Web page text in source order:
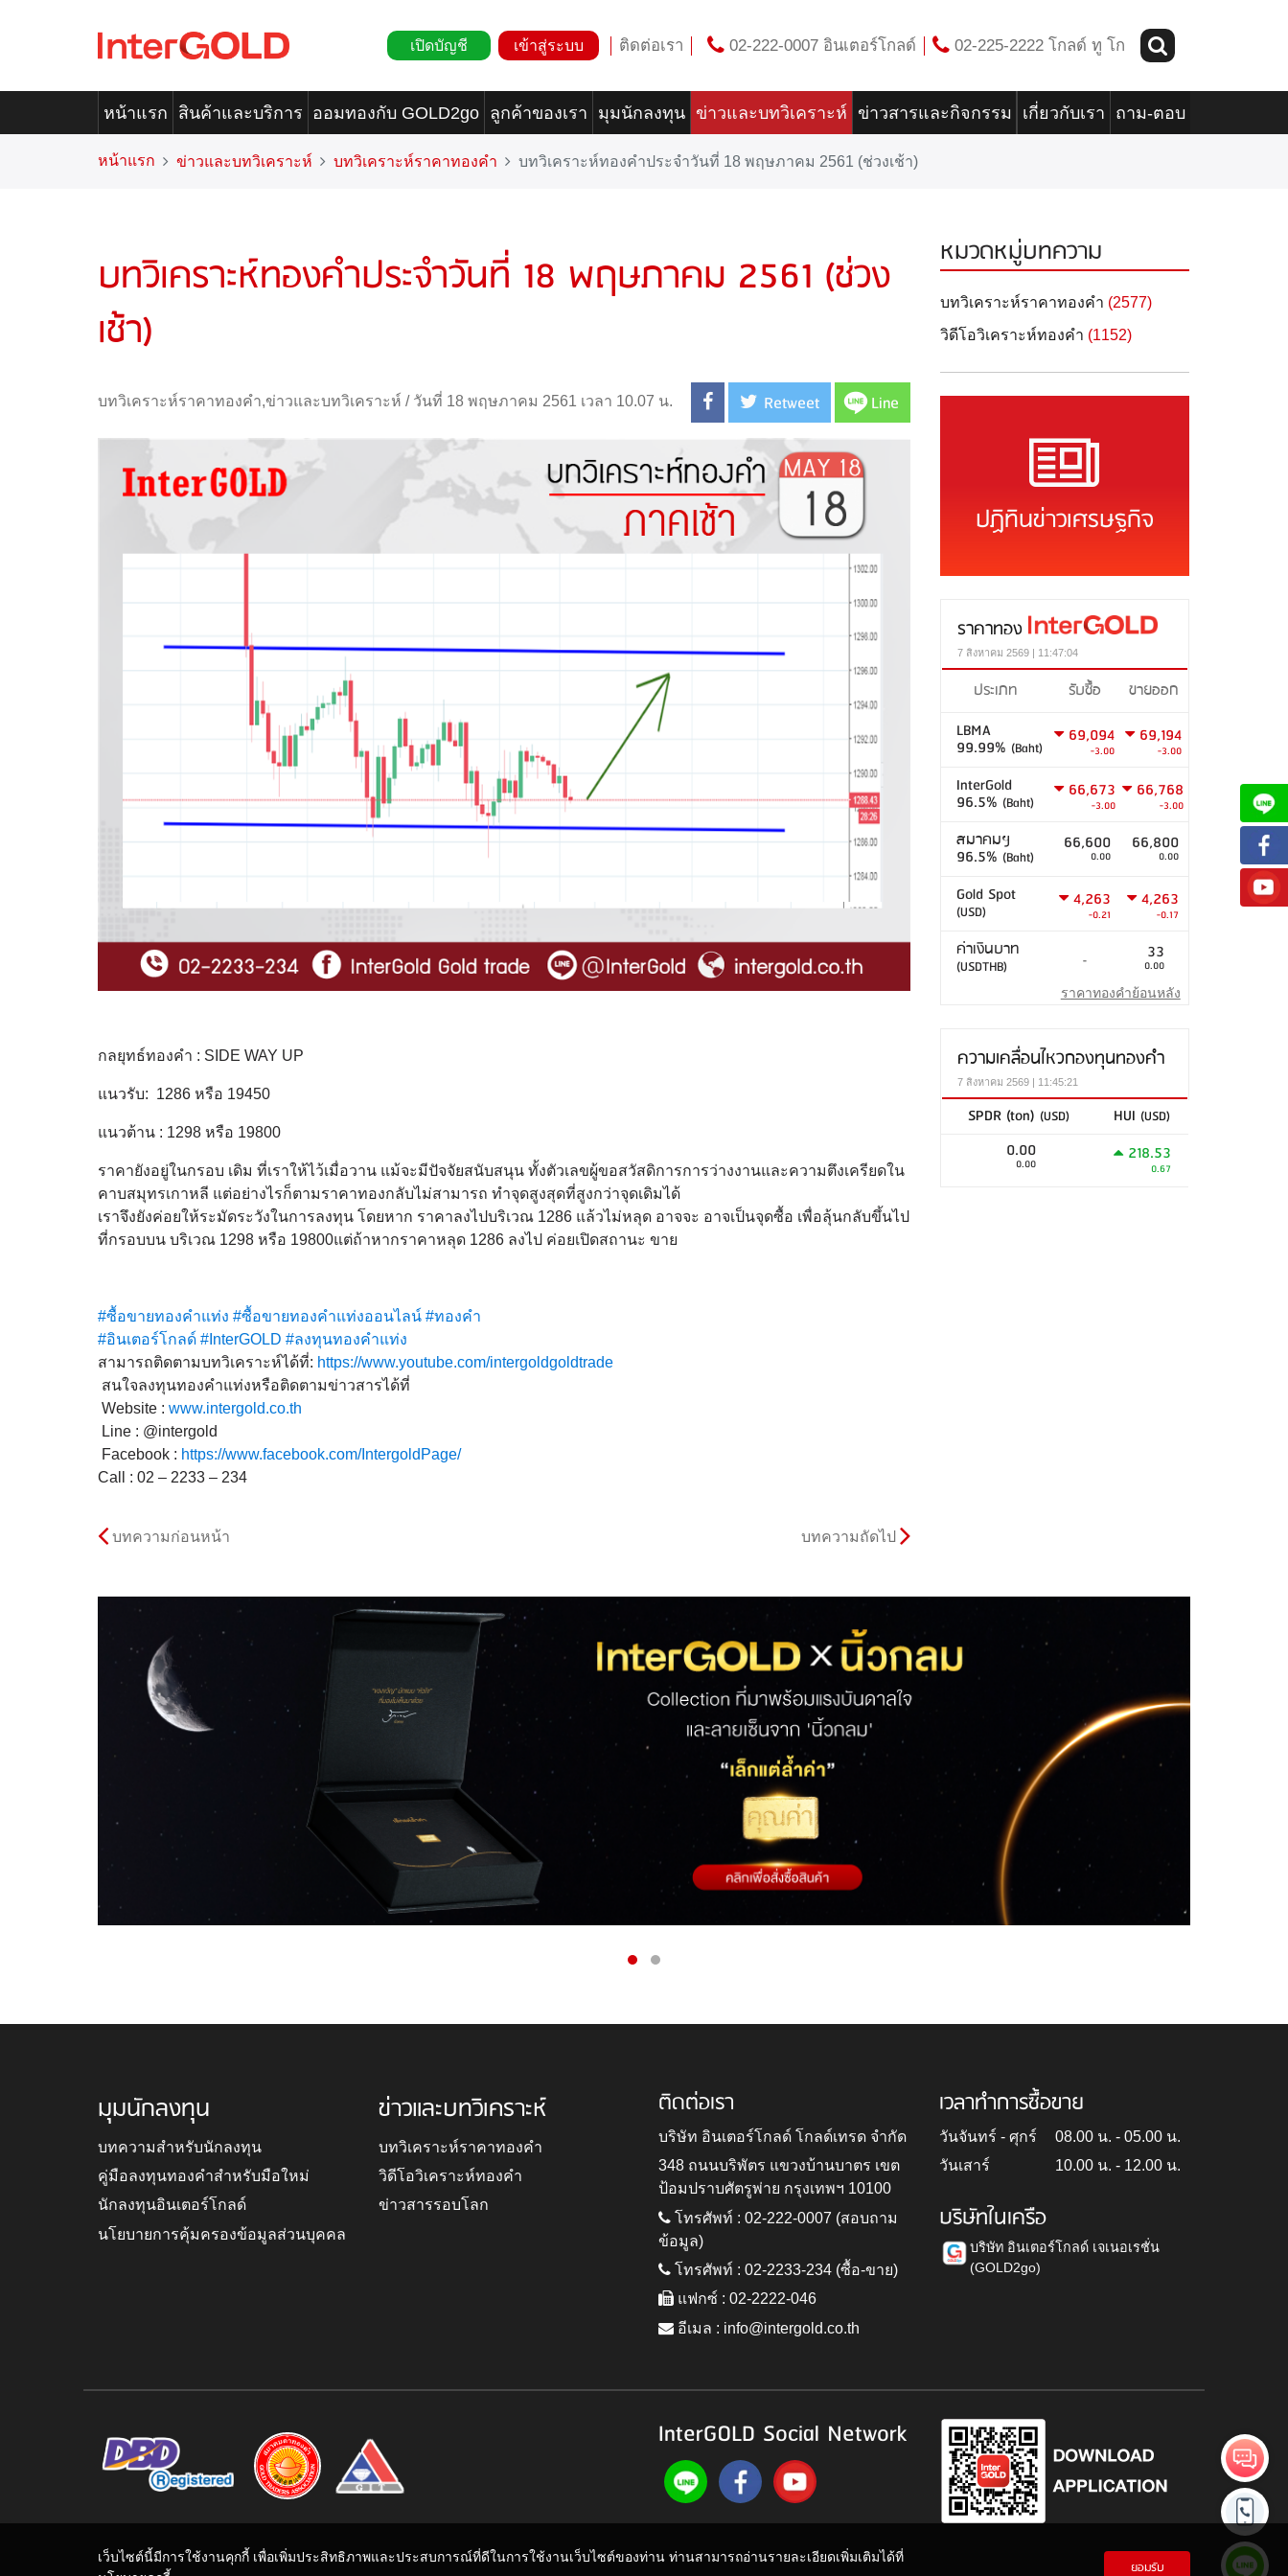
เปิดบัญชี เข้าสู่ระบบ ติดต่อเรา 02-222-0007 อินเตอร์โกลด์ 02-225-2222 โกลด์ ทู โก
หน้าแรก สินค้าและบริการ ออมทองกับ GOLD2go ลูกค้าของเรา มุมนักลงทุน ข่าวและบทวิเคราะห์ ข่าวสารและกิจกรรม เกี่ยวกับเรา ถาม-ตอบ
หน้าแรก ข่าวและบทวิเคราะห์ บทวิเคราะห์ราคาทองคำ บทวิเคราะห์ทองคำประจำวันที่ 18 พฤษภาคม 2561 (ช่วงเช้า)
บทวิเคราะห์ทองคำประจำวันที่ 18 พฤษภาคม 2561 (ช่วง
เช้า)
บทวิเคราะห์ราคาทองคำ,ข่าวและบทวิเคราะห์ / วันที่ 18 พฤษภาคม 2561 เวลา 10.07 น. Retweet Line
กลยุทธ์ทองคำ : SIDE WAY UP
แนวรับ: 1286 หรือ 19450
แนวต้าน : 1298 หรือ 19800
ราคายังอยู่ในกรอบ เดิม ที่เราให้ไว้เมื่อวาน แม้จะมีปัจจัยสนับสนุน ทั้งตัวเลขผู้ขอสวัสดิการการว่างงานและความตึงเครียดใน
คาบสมุทรเกาหลี แต่อย่างไรก็ตามราคาทองกลับไม่สามารถ ทำจุดสูงสุดที่สูงกว่าจุดเดิมได้
เราจึงยังค่อยให้ระมัดระวังในการลงทุน โดยหาก ราคาลงไปบริเวณ 1286 แล้วไม่หลุด อาจจะ อาจเป็นจุดซื้อ เพื่อลุ้นกลับขึ้นไป
ที่กรอบบน บริเวณ 1298 หรือ 19800แต่ถ้าหากราคาหลุด 1286 ลงไป ค่อยเปิดสถานะ ขาย
#ซื้อขายทองคำแท่ง #ซื้อขายทองคำแท่งออนไลน์ #ทองคำ
#อินเตอร์โกลด์ #InterGOLD #ลงทุนทองคำแท่ง
สามารถติดตามบทวิเคราะห์ได้ที่: https://www.youtube.com/intergoldgoldtrade
สนใจลงทุนทองคำแท่งหรือติดตามข่าวสารได้ที่
Website : www.intergold.co.th
Line : @intergold
Facebook : https://www.facebook.com/IntergoldPage/
Call : 02 – 2233 – 234
บทความก่อนหน้า บทความถัดไป
หมวดหมู่บทความ
บทวิเคราะห์ราคาทองคำ (2577)
วิดีโอวิเคราะห์ทองคำ (1152)
ปฏิทินข่าวเศรษฐกิจ
ราคาทอง
7 สิงหาคม 2569 | 11:47:04
ประเภท รับซื้อ
ขายออก
LBMA
99.99% (Baht)
69,094
-3.00
69,194
-3.00
InterGold
96.5% (Baht)
66,673
-3.00
66,768
-3.00
สมาคมฯ
96.5% (Baht)
66,600
0.00
66,800
0.00
Gold Spot
(USD)
4,263
-0.21
4,263
-0.17
ค่าเงินบาท
(USDTHB) - 33
0.00
ราคาทองคำย้อนหลัง
ความเคลื่อนไหวกองทุนทองคำ
7 สิงหาคม 2569 | 11:45:21
SPDR (ton) (USD) HUI (USD)
0.00
0.00 218.53
0.67
มุมนักลงทุน
บทความสำหรับนักลงทุน
คู่มือลงทุนทองคำสำหรับมือใหม่
นักลงทุนอินเตอร์โกลด์
นโยบายการคุ้มครองข้อมูลส่วนบุคคล
ข่าวและบทวิเคราะห์
บทวิเคราะห์ราคาทองคำ
วิดีโอวิเคราะห์ทองคำ
ข่าวสารรอบโลก
ติดต่อเรา
บริษัท อินเตอร์โกลด์ โกลด์เทรด จำกัด
348 ถนนบริพัตร แขวงบ้านบาตร เขต
ป้อมปราบศัตรูพ่าย กรุงเทพฯ 10100
โทรศัพท์ : 02-222-0007 (สอบถาม
ข้อมูล)
โทรศัพท์ : 02-2233-234 (ซื้อ-ขาย)
แฟกซ์ : 02-2222-046
อีเมล : info@intergold.co.th
เวลาทำการซื้อขาย
วันจันทร์ - ศุกร์
08.00 น. - 05.00 น.
วันเสาร์
10.00 น. - 12.00 น.
บริษัทในเครือ
บริษัท อินเตอร์โกลด์ เจเนอเรชั่น
(GOLD2go)
InterGOLD Social Network
เว็บไซต์นี้มีการใช้งานคุกกี้ เพื่อเพิ่มประสิทธิภาพและประสบการณ์ที่ดีในการใช้งานเว็บไซต์ของท่าน ท่านสามารถอ่านรายละเอียดเพิ่มเติมได้ที่
ยอมรับ